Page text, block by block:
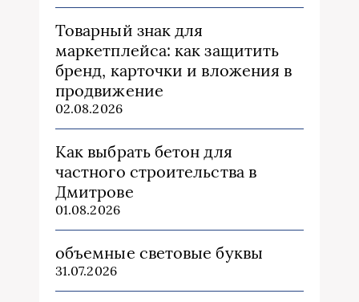
Товарный знак для
маркетплейса: как защитить
бренд, карточки и вложения в
продвижение
02.08.2026
Как выбрать бетон для
частного строительства в
Дмитрове
01.08.2026
объемные световые буквы
31.07.2026